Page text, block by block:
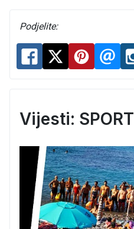
Podjelite:
Vijesti: SPORT